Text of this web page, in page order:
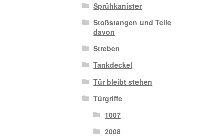
Sprühkanister
Stoßstangen und Teile
davon
Streben
Tankdeckel
Tür bleibt stehen
Türgriffe
1007
2008